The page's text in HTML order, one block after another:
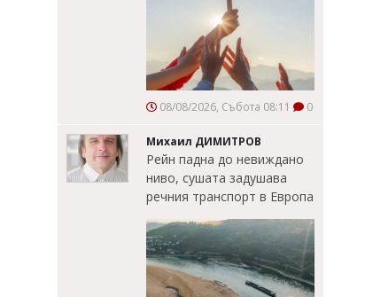
08/08/2026, Събота 08:11 0
Михаил ДИМИТРОВ
Рейн падна до невиждано
ниво, сушата задушава
речния транспорт в Европа